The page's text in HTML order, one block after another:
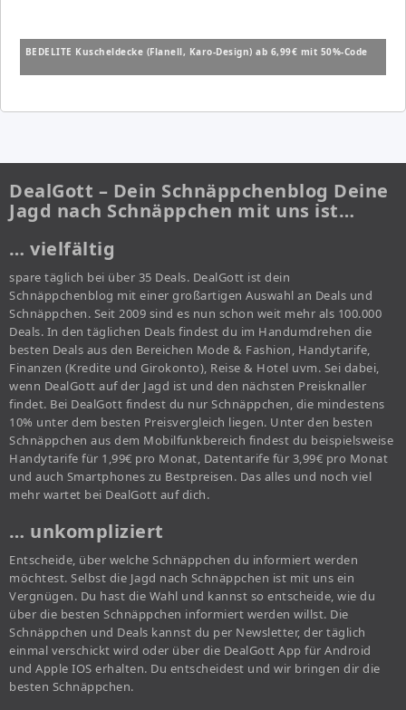
BEDELITE Kuscheldecke (Flanell, Karo-Design) ab 6,99€ mit 50%-Code
DealGott – Dein Schnäppchenblog Deine
Jagd nach Schnäppchen mit uns ist…
… vielfältig
spare täglich bei über 35 Deals. DealGott ist dein
Schnäppchenblog mit einer großartigen Auswahl an Deals und
Schnäppchen. Seit 2009 sind es nun schon weit mehr als 100.000
Deals. In den täglichen Deals findest du im Handumdrehen die
besten Deals aus den Bereichen Mode & Fashion, Handytarife,
Finanzen (Kredite und Girokonto), Reise & Hotel uvm. Sei dabei,
wenn DealGott auf der Jagd ist und den nächsten Preisknaller
findet. Bei DealGott findest du nur Schnäppchen, die mindestens
10% unter dem besten Preisvergleich liegen. Unter den besten
Schnäppchen aus dem Mobilfunkbereich findest du beispielsweise
Handytarife für 1,99€ pro Monat, Datentarife für 3,99€ pro Monat
und auch Smartphones zu Bestpreisen. Das alles und noch viel
mehr wartet bei DealGott auf dich.
… unkompliziert
Entscheide, über welche Schnäppchen du informiert werden
möchtest. Selbst die Jagd nach Schnäppchen ist mit uns ein
Vergnügen. Du hast die Wahl und kannst so entscheide, wie du
über die besten Schnäppchen informiert werden willst. Die
Schnäppchen und Deals kannst du per Newsletter, der täglich
einmal verschickt wird oder über die DealGott App für Android
und Apple IOS erhalten. Du entscheidest und wir bringen dir die
besten Schnäppchen.